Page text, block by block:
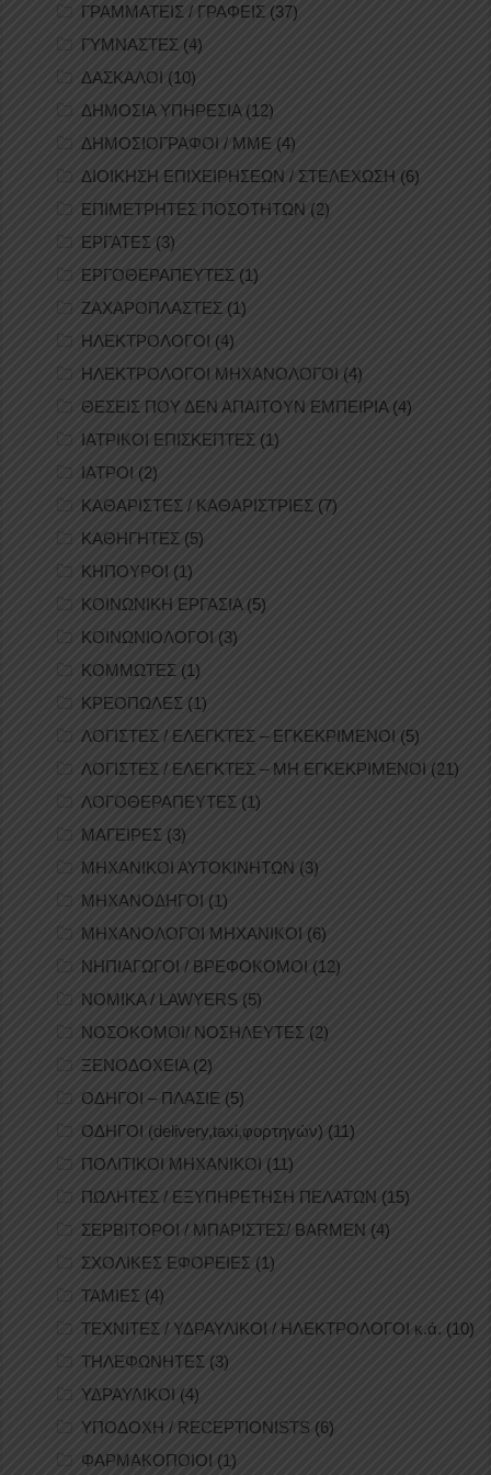
ΓΡΑΜΜΑΤΕΙΣ / ΓΡΑΦΕΙΣ (37)
ΓΥΜΝΑΣΤΕΣ (4)
ΔΑΣΚΑΛΟΙ (10)
ΔΗΜΟΣΙΑ ΥΠΗΡΕΣΙΑ (12)
ΔΗΜΟΣΙΟΓΡΑΦΟΙ / ΜΜΕ (4)
ΔΙΟΙΚΗΣΗ ΕΠΙΧΕΙΡΗΣΕΩΝ / ΣΤΕΛΕΧΩΣΗ (6)
ΕΠΙΜΕΤΡΗΤΕΣ ΠΟΣΟΤΗΤΩΝ (2)
ΕΡΓΑΤΕΣ (3)
ΕΡΓΟΘΕΡΑΠΕΥΤΕΣ (1)
ΖΑΧΑΡΟΠΛΑΣΤΕΣ (1)
ΗΛΕΚΤΡΟΛΟΓΟΙ (4)
ΗΛΕΚΤΡΟΛΟΓΟΙ ΜΗΧΑΝΟΛΟΓΟΙ (4)
ΘΕΣΕΙΣ ΠΟΥ ΔΕΝ ΑΠΑΙΤΟΥΝ ΕΜΠΕΙΡΙΑ(4)
ΙΑΤΡΙΚΟΙ ΕΠΙΣΚΕΠΤΕΣ (1)
ΙΑΤΡΟΙ (2)
ΚΑΘΑΡΙΣΤΕΣ / ΚΑΘΑΡΙΣΤΡΙΕΣ (7)
ΚΑΘΗΓΗΤΕΣ (5)
ΚΗΠΟΥΡΟΙ (1)
ΚΟΙΝΩΝΙΚΗ ΕΡΓΑΣΙΑ(5)
ΚΟΙΝΩΝΙΟΛΟΓΟΙ (3)
ΚΟΜΜΩΤΕΣ (1)
ΚΡΕΟΠΩΛΕΣ (1)
ΛΟΓΙΣΤΕΣ / ΕΛΕΓΚΤΕΣ – ΕΓΚΕΚΡΙΜΕΝΟΙ (5)
ΛΟΓΙΣΤΕΣ / ΕΛΕΓΚΤΕΣ – ΜΗ ΕΓΚΕΚΡΙΜΕΝΟΙ (21)
ΛΟΓΟΘΕΡΑΠΕΥΤΕΣ (1)
ΜΑΓΕΙΡΕΣ (3)
ΜΗΧΑΝΙΚΟΙ ΑΥΤΟΚΙΝΗΤΩΝ (3)
ΜΗΧΑΝΟΔΗΓΟΙ (1)
ΜΗΧΑΝΟΛΟΓΟΙ ΜΗΧΑΝΙΚΟΙ (6)
ΝΗΠΙΑΓΩΓΟΙ / ΒΡΕΦΟΚΟΜΟΙ (12)
ΝΟΜΙΚΑ / LAWYERS (5)
ΝΟΣΟΚΟΜΟΙ/ ΝΟΣΗΛΕΥΤΕΣ (2)
ΞΕΝΟΔΟΧΕΙΑ(2)
ΟΔΗΓΟΙ – ΠΛΑΣΙΕ (5)
ΟΔΗΓΟΙ (delivery,taxi,φορτηγών) (11)
ΠΟΛΙΤΙΚΟΙ ΜΗΧΑΝΙΚΟΙ (11)
ΠΩΛΗΤΕΣ / ΕΞΥΠΗΡΕΤΗΣΗ ΠΕΛΑΤΩΝ (15)
ΣΕΡΒΙΤΟΡΟΙ / ΜΠΑΡΙΣΤΕΣ/ BARMEN (4)
ΣΧΟΛΙΚΕΣ ΕΦΟΡΕΙΕΣ (1)
ΤΑΜΙΕΣ (4)
ΤΕΧΝΙΤΕΣ / ΥΔΡΑΥΛΙΚΟΙ / ΗΛΕΚΤΡΟΛΟΓΟΙ κ.ά. (10)
ΤΗΛΕΦΩΝΗΤΕΣ (3)
ΥΔΡΑΥΛΙΚΟΙ (4)
ΥΠΟΔΟΧΗ / RECEPTIONISTS (6)
ΦΑΡΜΑΚΟΠΟΙΟΙ (1)